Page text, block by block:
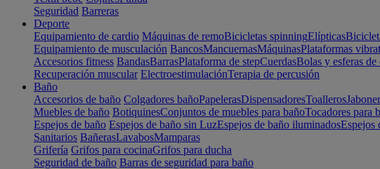
Seguridad Barreras
Deporte
Equipamiento de cardio Máquinas de remoBicicletas spinningElípticas
Equipamiento de musculación BancosMancuernasMáquinasPlataformas
Accesorios fitness BandasBarrasPlataforma de stepCuerdasBolas y esferas
Recuperación muscular ElectroestimulaciónTerapia de percusión
Baño
Accesorios de baño Colgadores bañoPapelerasDispensadoresToalleros
Muebles de baño BotiquinesConjuntos de muebles para bañoTocadores para
Espejos de baño Espejos de baño sin LuzEspejos de baño iluminadosEspejos
Sanitarios BañerasLavabosMamparas
Grifería Grifos para cocinaGrifos para ducha
Seguridad de baño Barras de seguridad para baño